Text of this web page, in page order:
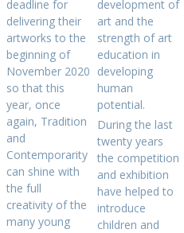
deadline for
delivering their
artworks to the
beginning of
November 2020
so that this
year, once
again, Tradition
and
Contemporarity
can shine with
the full
creativity of the
many young
development of
art and the
strength of art
education in
developing
human
potential.
During the last
twenty years
the competition
and exhibition
have helped to
introduce
children and